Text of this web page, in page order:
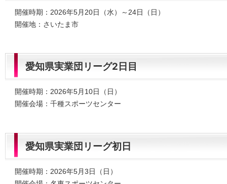
開催時期：2026年5月20日（水）～24日（日）
開催地：さいたま市
愛知県実業団リーグ2日目
開催時期：2026年5月10日（日）
開催会場：千種スポーツセンター
愛知県実業団リーグ初日
開催時期：2026年5月3日（日）